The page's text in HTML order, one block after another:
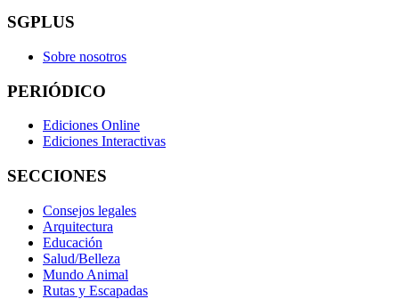
SGPLUS
Sobre nosotros
PERIÓDICO
Ediciones Online
Ediciones Interactivas
SECCIONES
Consejos legales
Arquitectura
Educación
Salud/Belleza
Mundo Animal
Rutas y Escapadas